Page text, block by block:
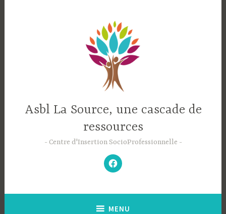
Asbl La Source, une cascade de
ressources
Centre d'Insertion SocioProfessionnelle
–
N’hésitez
pas
à
;-)
MENU